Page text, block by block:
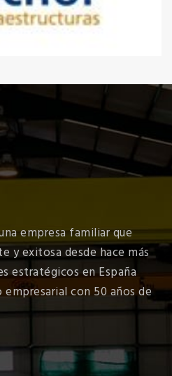
empresa familiar que
y exitosa desde hace más
estratégicos en España
con 50 años de